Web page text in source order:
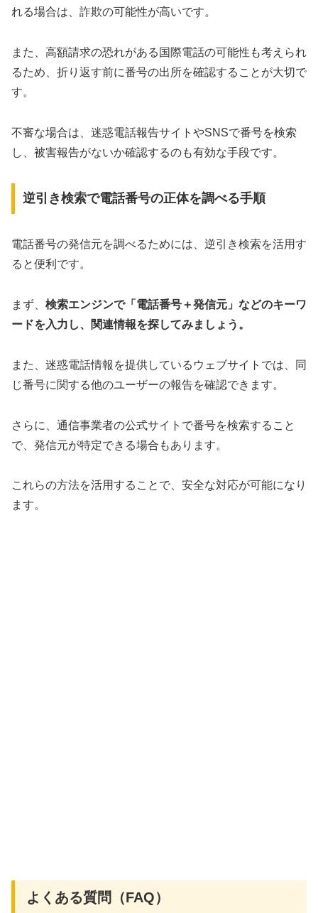
れる場合は、詐欺の可能性が高いです。
また、高額請求の恐れがある国際電話の可能性も考えられ
るため、折り返す前に番号の出所を確認することが大切で
す。
不審な場合は、迷惑電話報告サイトやSNSで番号を検索
し、被害報告がないか確認するのも有効な手段です。
逆引き検索で電話番号の正体を調べる手順
電話番号の発信元を調べるためには、逆引き検索を活用す
ると便利です。
まず、 検索エンジンで「電話番号＋発信元」などのキーワ
ードを入力し、関連情報を探してみましょう。
また、迷惑電話情報を提供しているウェブサイトでは、同
じ番号に関する他のユーザーの報告を確認できます。
さらに、通信事業者の公式サイトで番号を検索すること
で、発信元が特定できる場合もあります。
これらの方法を活用することで、安全な対応が可能になり
ます。
よくある質問（FAQ）